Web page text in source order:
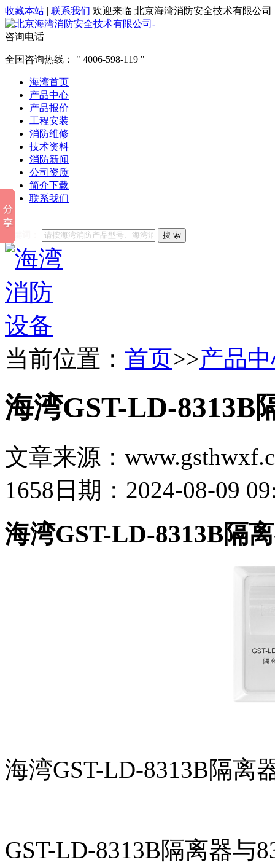
收藏本站 | 联系我们 欢迎来临 北京海湾消防安全技术有限公司
咨询电话
全国咨询热线： 4006-598-119
海湾首页
产品中心
产品报价
工程安装
消防维修
技术资料
消防新闻
公司资质
简介下载
联系我们
他们都在搜索:
搜 索
当前位置： 首页>>产品
海湾GST-LD-8313B
文章来源：
1658 日期：2024-08-09
海湾GST-LD-8313B隔
海湾GST-LD-8313B隔离
GST-LD-8313B隔离器与